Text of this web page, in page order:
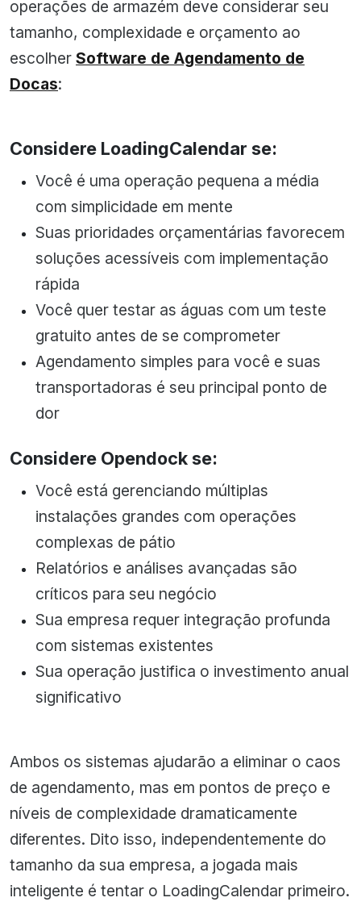
operações de armazém deve considerar seu
tamanho, complexidade e orçamento ao
escolher Software de Agendamento de
Docas:
Considere LoadingCalendar se:
Você é uma operação pequena a média
com simplicidade em mente
Suas prioridades orçamentárias favorecem
soluções acessíveis com implementação
rápida
Você quer testar as águas com um teste
gratuito antes de se comprometer
Agendamento simples para você e suas
transportadoras é seu principal ponto de
dor
Considere Opendock se:
Você está gerenciando múltiplas
instalações grandes com operações
complexas de pátio
Relatórios e análises avançadas são
críticos para seu negócio
Sua empresa requer integração profunda
com sistemas existentes
Sua operação justifica o investimento anual
significativo
Ambos os sistemas ajudarão a eliminar o caos
de agendamento, mas em pontos de preço e
níveis de complexidade dramaticamente
diferentes. Dito isso, independentemente do
tamanho da sua empresa, a jogada mais
inteligente é tentar o LoadingCalendar primeiro.